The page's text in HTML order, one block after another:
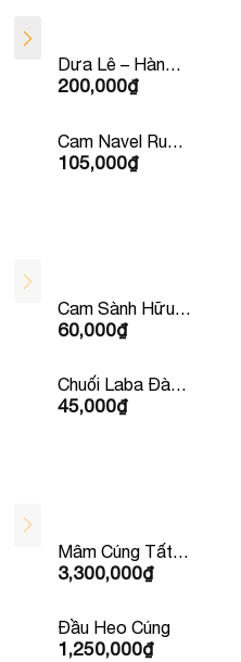
Dưa Lê – Hàn
Quốc
200,000₫
Cam Navel Ruột
Vàng Mỹ
105,000₫
Cam Sành Hữu
Cơ Đức
60,000₫
Chuối Laba Đà
lạt
45,000₫
Mâm Cúng Tất
Niên
3,300,000₫
Đầu Heo Cúng
1,250,000₫